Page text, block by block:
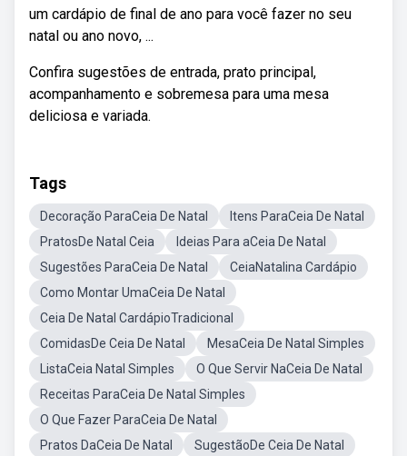
um cardápio de final de ano para você fazer no seu
natal ou ano novo, ...
Confira sugestões de entrada, prato principal,
acompanhamento e sobremesa para uma mesa
deliciosa e variada.
Tags
Decoração ParaCeia De Natal
Itens ParaCeia De Natal
PratosDe Natal Ceia
Ideias Para aCeia De Natal
Sugestões ParaCeia De Natal
CeiaNatalina Cardápio
Como Montar UmaCeia De Natal
Ceia De Natal CardápioTradicional
ComidasDe Ceia De Natal
MesaCeia De Natal Simples
ListaCeia Natal Simples
O Que Servir NaCeia De Natal
Receitas ParaCeia De Natal Simples
O Que Fazer ParaCeia De Natal
Pratos DaCeia De Natal
SugestãoDe Ceia De Natal